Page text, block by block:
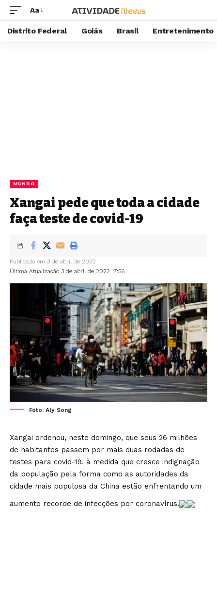
Aa
Distrito Federal Goiás Brasil Entretenimento
MUNDO
Xangai pede que toda a cidade
faça teste de covid-19
Última Atualização 3 de abril de 2022 17:56
Publicado em 3 de abril de 2022
Foto: Aly Song
Xangai ordenou, neste domingo, que seus 26 milhões
de habitantes passem por mais duas rodadas de
testes para covid-19, à medida que cresce indignação
da população pela forma como as autoridades da
cidade mais populosa da China estão enfrentando um
aumento recorde de infecções por coronavírus.